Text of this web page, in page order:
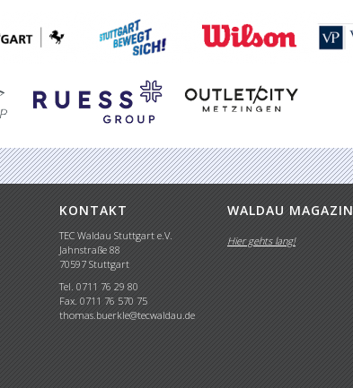
KONTAKT
TEC Waldau Stuttgart e.V.
Jahnstraße 88
70597 Stuttgart
Tel. 0711 76 29 80
Fax. 0711 76 570 75
thomas.buerkle@tecwaldau.de
WALDAU MAGAZIN
Hier gehts lang!